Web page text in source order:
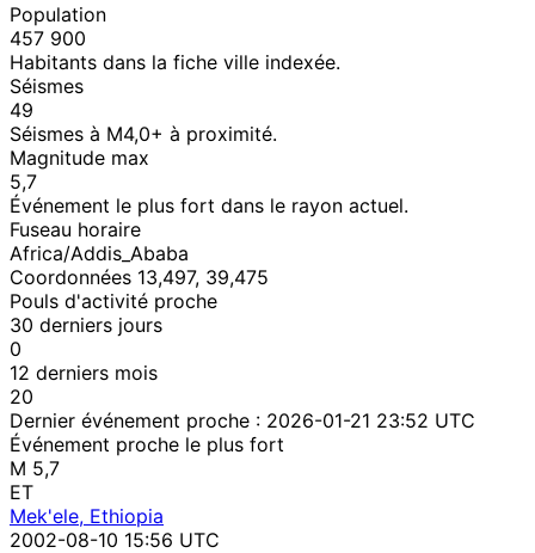
Population
457 900
Habitants dans la fiche ville indexée.
Séismes
49
Séismes à M4,0+ à proximité.
Magnitude max
5,7
Événement le plus fort dans le rayon actuel.
Fuseau horaire
Africa/Addis_Ababa
Coordonnées 13,497, 39,475
Pouls d'activité proche
30 derniers jours
0
12 derniers mois
20
Dernier événement proche : 2026-01-21 23:52 UTC
Événement proche le plus fort
M 5,7
ET
Mek'ele, Ethiopia
2002-08-10 15:56 UTC